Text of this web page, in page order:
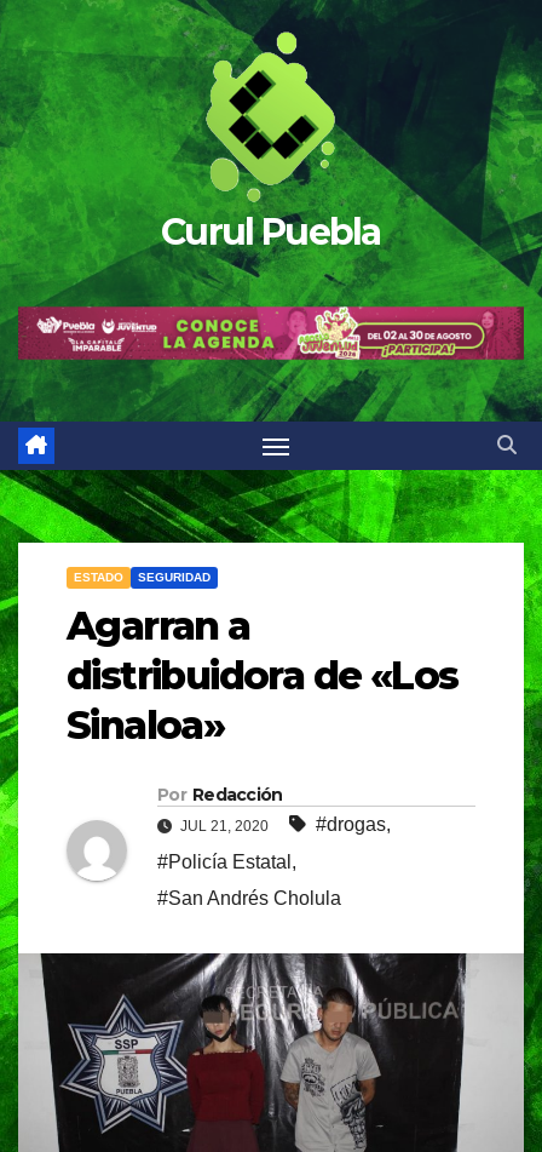
Saltar
al
contenido
Curul Puebla
ESTADO SEGURIDAD
Agarran a
distribuidora de «Los
Sinaloa»
Por Redacción
JUL 21, 2020 #drogas,
#Policía Estatal ,
#San Andrés Cholula